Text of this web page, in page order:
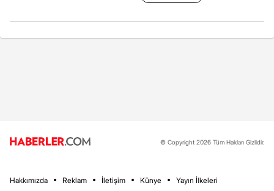
© Copyright 2026 Tüm Hakları Gizlidir.
Hakkımızda Reklam İletişim Künye Yayın İlkeleri